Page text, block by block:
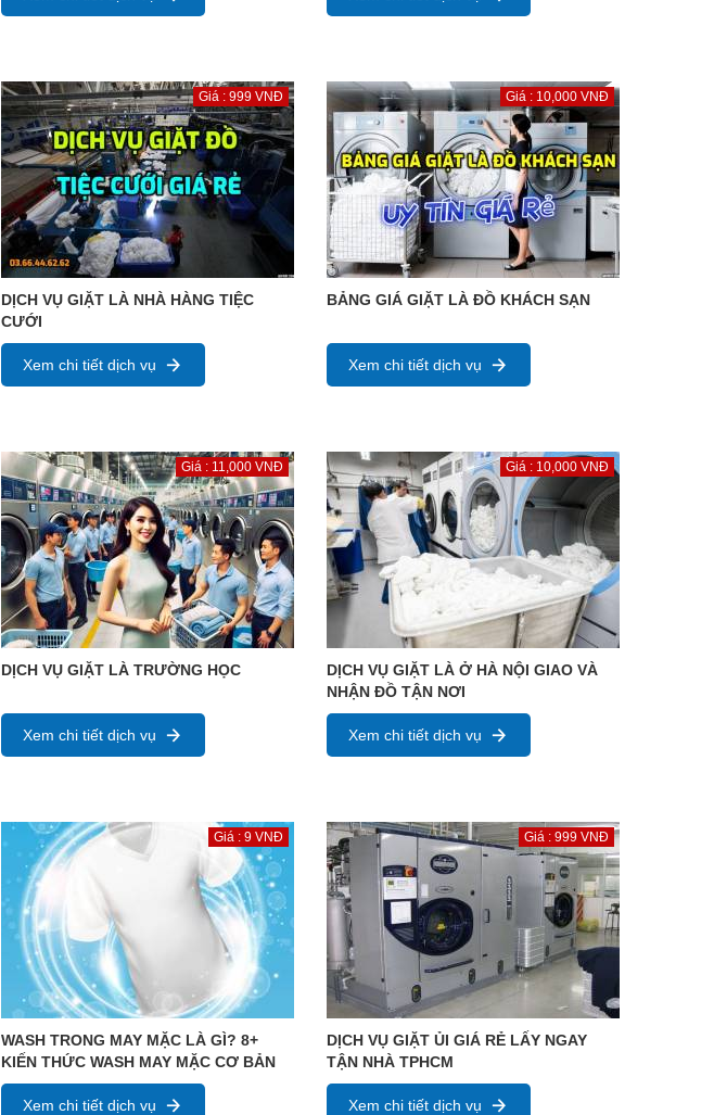
Giá : 999 VNĐ
DỊCH VỤ GIẶT LÀ NHÀ HÀNG TIỆC
CƯỚI
Xem chi tiết dịch vụ
Giá : 10,000 VNĐ
BẢNG GIÁ GIẶT LÀ ĐỒ KHÁCH SẠN
Xem chi tiết dịch vụ
Giá : 11,000 VNĐ
DỊCH VỤ GIẶT LÀ TRƯỜNG HỌC
Xem chi tiết dịch vụ
Giá : 10,000 VNĐ
DỊCH VỤ GIẶT LÀ Ở HÀ NỘI GIAO VÀ
NHẬN ĐỒ TẬN NƠI
Xem chi tiết dịch vụ
Giá : 9 VNĐ
WASH TRONG MAY MẶC LÀ GÌ? 8+
KIẾN THỨC WASH MAY MẶC CƠ BẢN
Xem chi tiết dịch vụ
Giá : 999 VNĐ
DỊCH VỤ GIẶT ỦI GIÁ RẺ LẤY NGAY
TẬN NHÀ TPHCM
Xem chi tiết dịch vụ